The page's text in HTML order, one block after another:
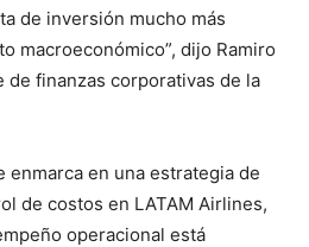
de inversión mucho más
macroeconómico”, dijo Ramiro
finanzas corporativas de la
enmarca en una estrategia de
de costos en LATAM Airlines,
operacional está